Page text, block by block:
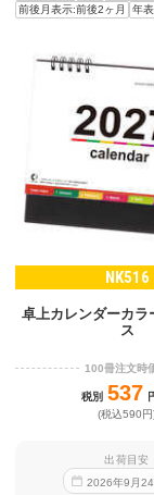
前後月表示:前後2ヶ月
年
NK516
卓上カレンダーカラ
ス
100冊注文時
税別 537
(税込590円
出荷目安
2026年9 月24